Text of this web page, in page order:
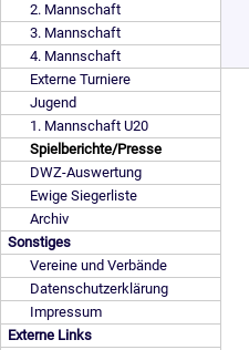
2. Mannschaft
3. Mannschaft
4. Mannschaft
Externe Turniere
Jugend
1. Mannschaft U20
Spielberichte/Presse
DWZ-Auswertung
Ewige Siegerliste
Archiv
Sonstiges
Vereine und Verbände
Datenschutzerklärung
Impressum
Externe Links